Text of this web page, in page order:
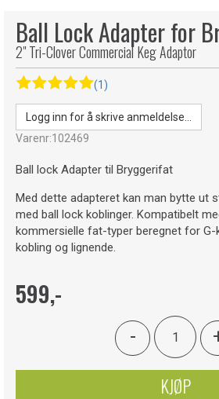
Ball Lock Adapter for
2" Tri-Clover Commercial Keg Adaptor
(1)
Logg inn for å skrive anmeldelse...
Varenr:102469
Ball lock Adapter til Bryggerifat
Med dette adapteret kan man bytte ut
med ball lock koblinger. Kompatibelt
kommersielle fat-typer beregnet for G-
kobling og lignende.
599,-
-
KJØP